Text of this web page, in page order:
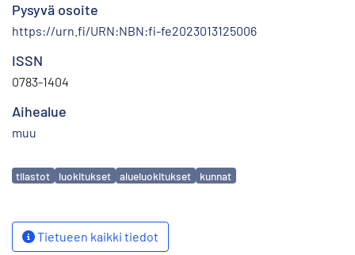
Pysyvä osoite
https://urn.fi/URN:NBN:fi-fe2023013125006
ISSN
0783-1404
Aihealue
muu
Avainsanat
tilastot luokitukset alueluokitukset kunnat
Tietueen kaikki tiedot